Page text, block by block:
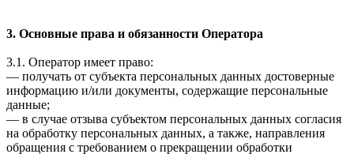
3. Основные права и обязанности Оператора
3.1. Оператор имеет право:
— получать от субъекта персональных данных достоверные
информацию и/или документы, содержащие персональные
данные;
— в случае отзыва субъектом персональных данных согласия
на обработку персональных данных, а также, направления
обращения с требованием о прекращении обработки